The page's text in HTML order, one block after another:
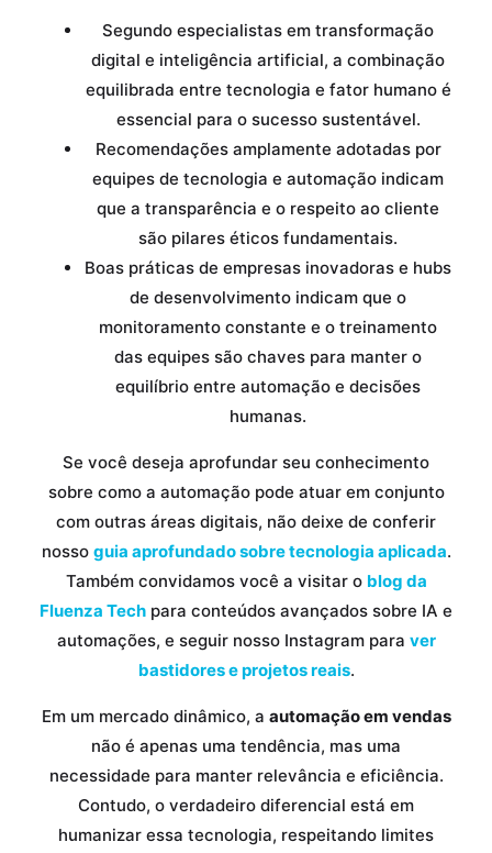
Segundo especialistas em transformação
digital e inteligência artificial, a combinação
equilibrada entre tecnologia e fator humano é
essencial para o sucesso sustentável.
Recomendações amplamente adotadas por
equipes de tecnologia e automação indicam
que a transparência e o respeito ao cliente
são pilares éticos fundamentais.
Boas práticas de empresas inovadoras e hubs
de desenvolvimento indicam que o
monitoramento constante e o treinamento
das equipes são chaves para manter o
equilíbrio entre automação e decisões
humanas.
Se você deseja aprofundar seu conhecimento
sobre como a automação pode atuar em conjunto
com outras áreas digitais, não deixe de conferir
nosso guia aprofundado sobre tecnologia aplicada.
Também convidamos você a visitar o blog da
Fluenza Tech para conteúdos avançados sobre IA e
automações, e seguir nosso Instagram para ver
bastidores e projetos reais.
Em um mercado dinâmico, a automação em vendas
não é apenas uma tendência, mas uma
necessidade para manter relevância e eficiência.
Contudo, o verdadeiro diferencial está em
humanizar essa tecnologia, respeitando limites